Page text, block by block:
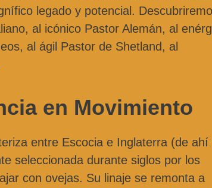
legado y potencial.
al icónico Pastor Alemán, al
al ágil Pastor de Shetland, al
en Movimiento
entre Escocia e Inglaterra (de ahí
seleccionada durante siglos por los
con ovejas. Su linaje se remonta a